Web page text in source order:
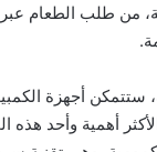
من طلب الطعام عبر
ستتمكن أجهزة
أهمية وأحد هذه